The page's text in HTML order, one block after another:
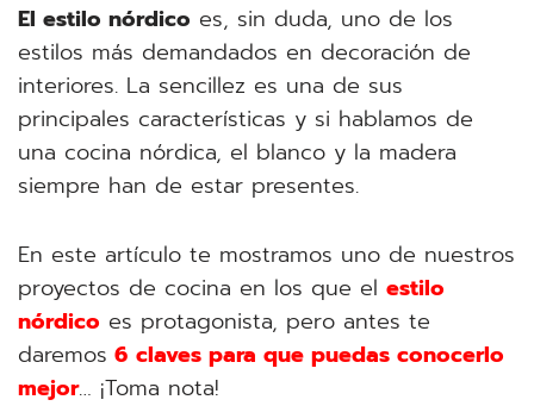
El estilo nórdico es, sin duda, uno de los
estilos más demandados en decoración de
interiores. La sencillez es una de sus
principales características y si hablamos de
una cocina nórdica, el blanco y la madera
siempre han de estar presentes.
En este artículo te mostramos uno de nuestros
proyectos de cocina en los que el estilo
nórdico es protagonista, pero antes te
daremos 6 claves para que puedas conocerlo
mejor… ¡Toma nota!